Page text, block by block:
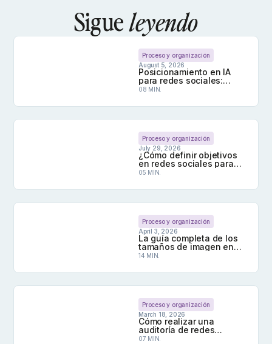
Sigueleyendo
Proceso y organización
August 5, 2026
Posicionamiento en IA
para redes sociales:
cómo hacer que la IA cite
08 MIN.
Proceso y organización
July 29, 2026
¿Cómo definir objetivos
en redes sociales para
cada perfil que
05 MIN.
Proceso y organización
April 3, 2026
La guía completa de los
tamaños de imagen en
redes sociales para 2026
14 MIN.
Proceso y organización
March 18, 2026
Cómo realizar una
auditoría de redes
sociales para varios
07 MIN.